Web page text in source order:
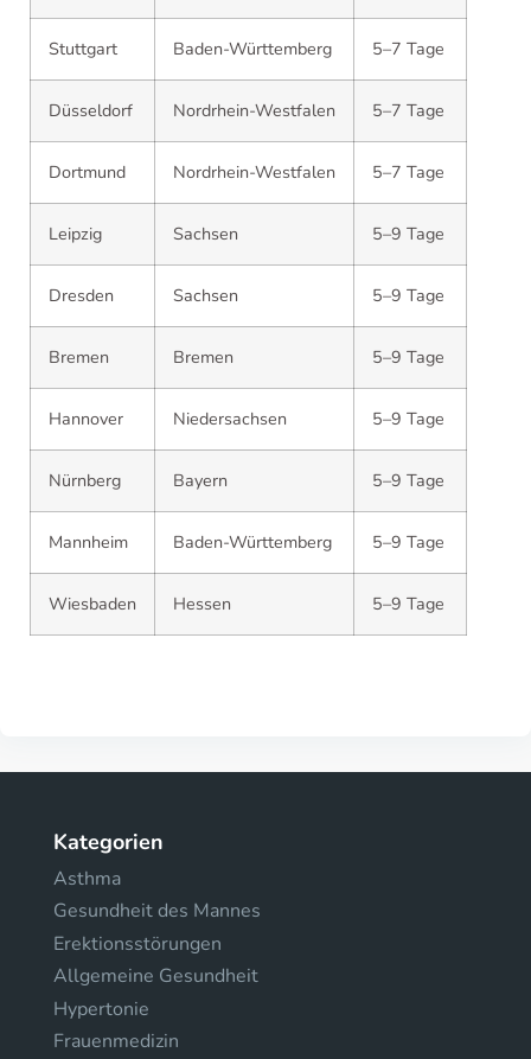
Stuttgart Baden-Württemberg 5–7 Tage
Düsseldorf Nordrhein-Westfalen 5–7 Tage
Dortmund Nordrhein-Westfalen 5–7 Tage
Leipzig Sachsen 5–9 Tage
Dresden Sachsen 5–9 Tage
Bremen Bremen 5–9 Tage
Hannover Niedersachsen 5–9 Tage
Nürnberg Bayern 5–9 Tage
Mannheim Baden-Württemberg 5–9 Tage
Wiesbaden Hessen 5–9 Tage
Kategorien
Asthma
Gesundheit des Mannes
Erektionsstörungen
Allgemeine Gesundheit
Hypertonie
Frauenmedizin